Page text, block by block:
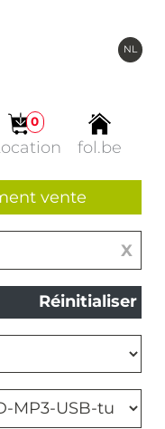
NL
0
fol.be
vente
X
Réinitialiser